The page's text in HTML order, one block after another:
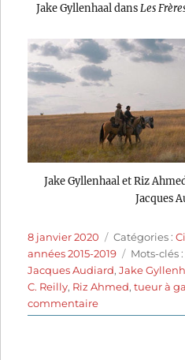
Jake Gyllenhaal dans Les
Jake Gyllenhaal et Riz
Jacques
Publié
le
8 janvier 2020 Catégories
Catégories :
années 2015-2019
Étiquettes
Mots-clés
Jacques Audiard,Jake
C. Reilly, Riz Ahmed,tueur à
commentairesur
Les